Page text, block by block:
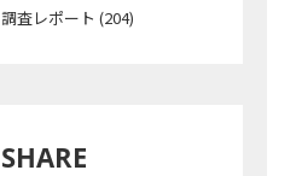
調査レポート (204)
SHARE